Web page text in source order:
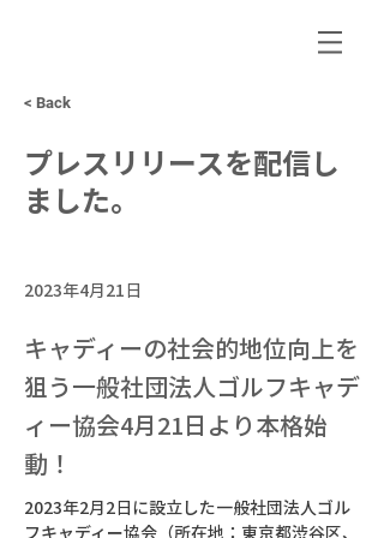
< Back
プレスリリースを配信し
ました。
2023年4月21日
キャディーの社会的地位向上を
狙う一般社団法人ゴルフキャデ
ィー協会4月21日より本格始
動！
2023年2月2日に設立した一般社団法人ゴル
フキャディー協会（所在地：東京都渋谷区、